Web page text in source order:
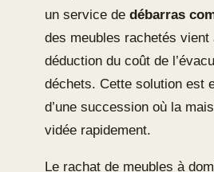
un service de débarras
des meubles rachetés vient
déduction du coût de
déchets. Cette solution est
d’une succession où la
vidée rapidement.
Le rachat de meubles à